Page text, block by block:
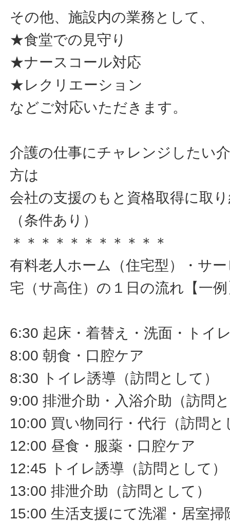
その他、施設内の業務として、
★食堂での見守り
★ナースコール対応
★レクリエーション
などご対応いただきます。
介護の仕事にチャレンジしたい
方は
会社の支援のもと資格取得に取
（条件あり）
＊＊＊＊＊＊＊＊＊＊＊
有料老人ホーム（住宅型）・サ
宅（サ高住）の１日の流れ【一
6:30 起床・着替え・洗面・トイ
8:00 朝食・口腔ケア
8:30 トイレ誘導（訪問として）
9:00 排泄介助・入浴介助（訪問
10:00 買い物同行・代行（訪問と
12:00 昼食・服薬・口腔ケア
12:45 トイレ誘導（訪問として）
13:00 排泄介助（訪問として）
15:00 生活支援にて洗濯・居室